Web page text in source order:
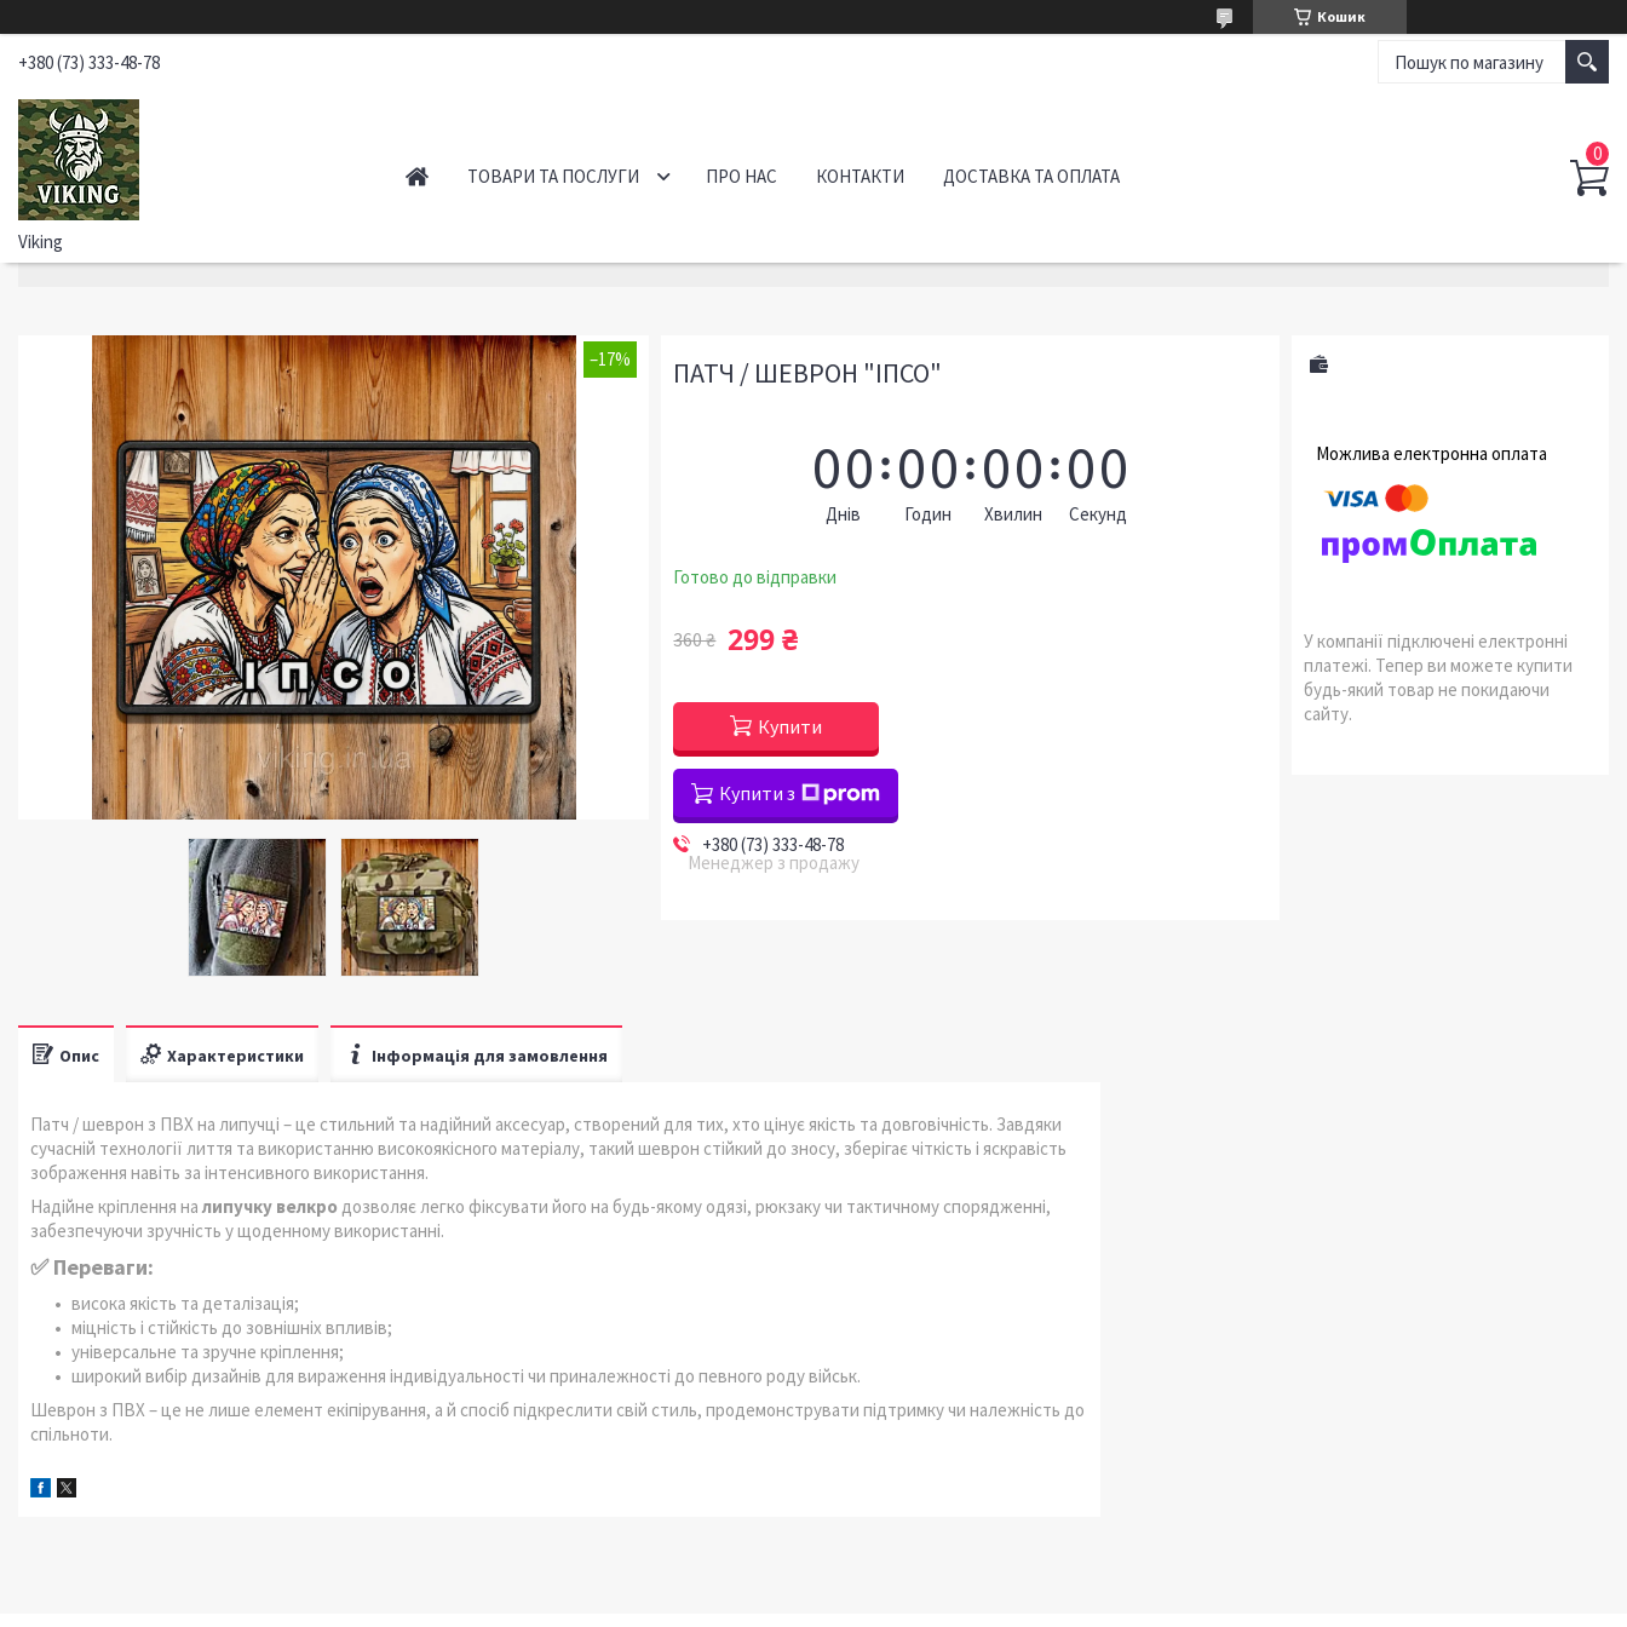
Кошик
+380 (73) 333-48-78
Viking
ТОВАРИ ТА ПОСЛУГИ ПРО НАС КОНТАКТИ ДОСТАВКА ТА ОПЛАТА
–17% ПАТЧ / ШЕВРОН "ІПСО"
00
Днів
00
Годин
00
Хвилин
00
Секунд
Готово до відправки
360 ₴ 299 ₴
Купити
Купити з
+380 (73) 333-48-78
Менеджер з продажу
У компанії підключені електронні
платежі. Тепер ви можете купити
будь-який товар не покидаючи
сайту.
Опис Характеристики Інформація для замовлення
Патч / шеврон з ПВХ на липучці – це стильний та надійний аксесуар, створений для тих, хто цінує якість та довговічність. Завдяки
сучасній технології лиття та використанню високоякісного матеріалу, такий шеврон стійкий до зносу, зберігає чіткість і яскравість
зображення навіть за інтенсивного використання.
Надійне кріплення налипучку велкро дозволяє легко фіксувати його на будь-якому одязі, рюкзаку чи тактичному спорядженні,
забезпечуючи зручність у щоденному використанні.
✅ Переваги:
висока якість та деталізація;
міцність і стійкість до зовнішніх впливів;
універсальне та зручне кріплення;
широкий вибір дизайнів для вираження індивідуальності чи приналежності до певного роду військ.
Шеврон з ПВХ – це не лише елемент екіпірування, а й спосіб підкреслити свій стиль, продемонструвати підтримку чи належність до
спільноти.